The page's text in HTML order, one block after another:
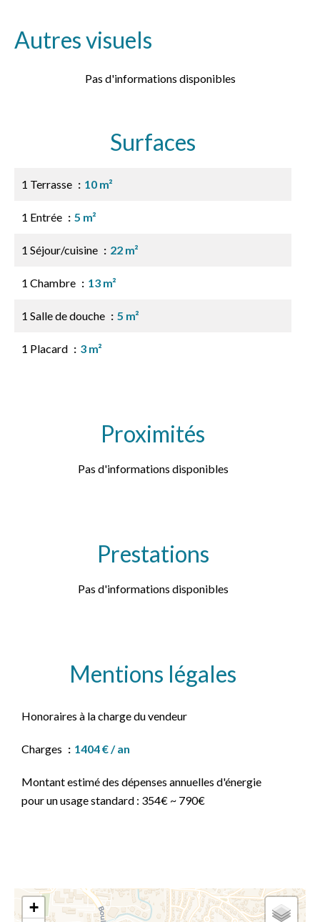
Autres visuels
Pas d'informations disponibles
Surfaces
1 Terrasse 10 m²
1 Entrée 5 m²
1 Séjour/cuisine 22 m²
1 Chambre 13 m²
1 Salle de douche 5 m²
1 Placard 3 m²
Proximités
Pas d'informations disponibles
Prestations
Pas d'informations disponibles
Mentions légales
Honoraires à la charge du vendeur
Charges 1404 € / an
Montant estimé des dépenses annuelles d'énergie
pour un usage standard : 354€ ~ 790€
+